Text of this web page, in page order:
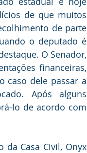
de que muitos
de parte
o deputado é
O Senador,
financeiras,
caso dele passar a
Após alguns
lo de acordo com
Casa Civil, Onyx